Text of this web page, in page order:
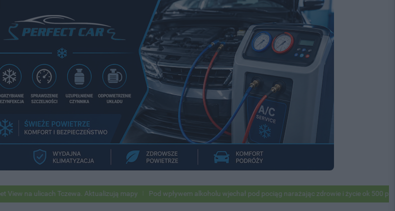
Tczewa. Aktualizują mapy Pod wpływem alkoholu wjechał pod pociąg narażając zdrowie i życie ok 500 pasażerów!